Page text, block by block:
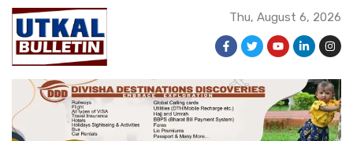
Thu, August 6, 2026